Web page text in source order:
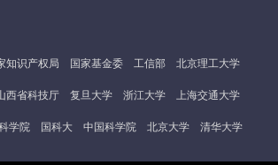
知识产权局 国家基金委 工信部 北京理工大学
西省科技厅 复旦大学 浙江大学 上海交通大学
学院 国科大 中国科学院 北京大学 清华大学